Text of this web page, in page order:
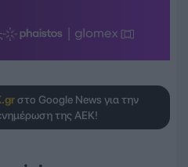
στο Google News για την
της ΑΕΚ!